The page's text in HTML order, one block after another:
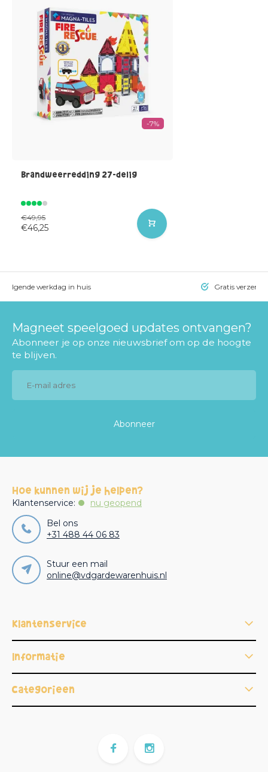
-7%
Brandweerredding 27-delig
€49,95
€46,25
volgende werkdag in huis Gratis
Magneet speelgoed updates ontvangen?
Abonneer je op onze nieuwsbrief om op de hoogte
te blijven.
Abonneer
Hoe kunnen wij je helpen?
Klantenservice:
nu geopend
Bel ons
+31 488 44 06 83
Stuur een mail
online@vdgardewarenhuis.nl
Klantenservice
Informatie
Categorieën